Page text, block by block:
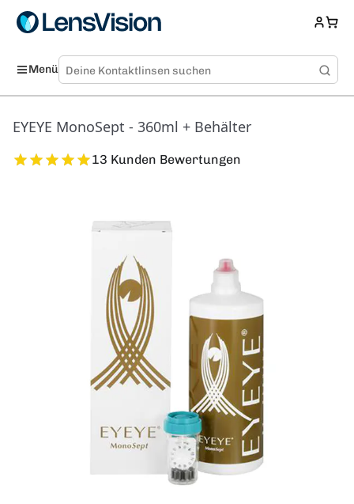
Menü
EYEYE MonoSept - 360ml + Behälter
13 Kunden Bewertungen